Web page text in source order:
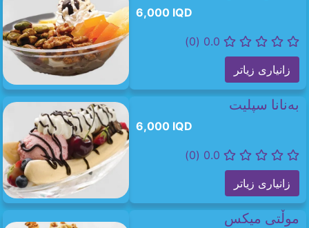
6,000 IQD
0.0 (0)
زانیاری زیاتر
بەنانا سپلیت
6,000 IQD
0.0 (0)
زانیاری زیاتر
موڵتی میکس